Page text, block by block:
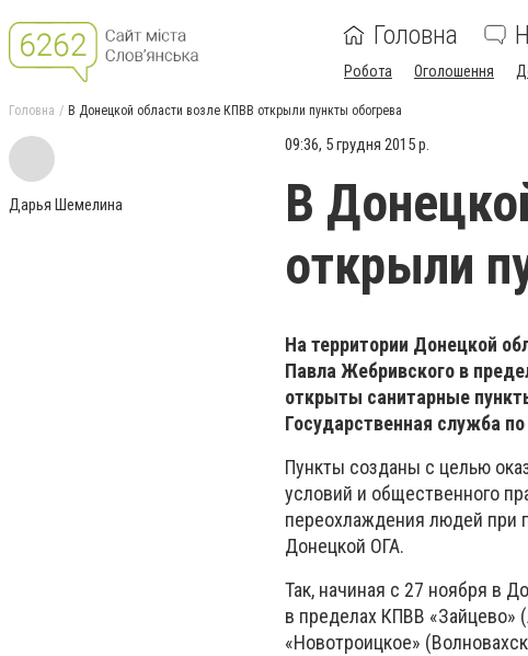
Головна
Робота Оголошення
Головна В Донецкой области возле КПВВ открыли пункты обогрева
Дарья Шемелина
09:36, 5 грудня 2015 р.
В
открыли
На территории Донецкой
Павла Жебривского в
открыты санитарные
Государственная служба
Пункты созданы с целью
условий и общественного
переохлаждения людей при
Донецкой ОГА.
Так, начиная с 27 ноября в
в пределах КПВВ «Зайцево»
«Новотроицкое»